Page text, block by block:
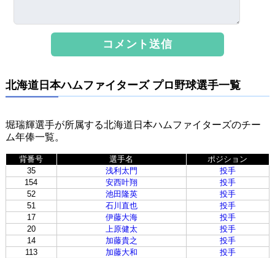
北海道日本ハムファイターズ プロ野球選手一覧
堀瑞輝選手が所属する北海道日本ハムファイターズのチー
ム年俸一覧。
背番号 選手名
ポジション
35
浅利太門
投手
154
安西叶翔
投手
52
池田隆英
投手
51
石川直也
投手
17
伊藤大海
投手
20
上原健太
投手
14
加藤貴之
投手
113
加藤大和
投手